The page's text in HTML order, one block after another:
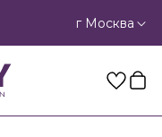
г Москва